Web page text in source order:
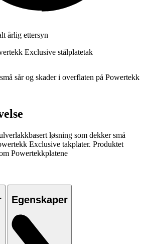
årlig ettersyn
Exclusive stålplatetak
sår og skader i overflaten på Powertekk
løsning som dekker små
Exclusive takplater. Produktet
Powertekkplatene
Egenskaper